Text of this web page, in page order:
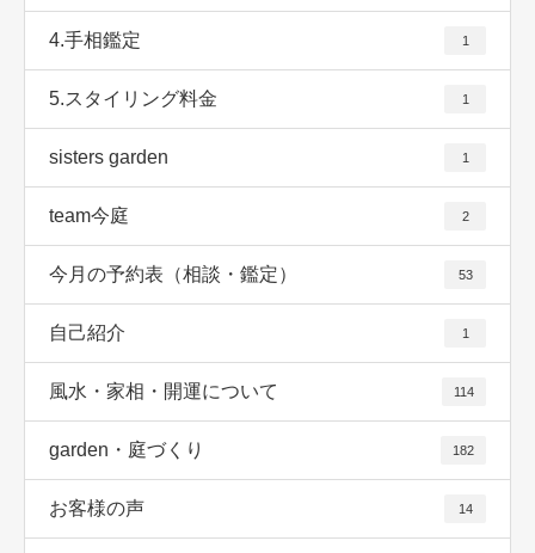
4.手相鑑定 1
5.スタイリング料金 1
sisters garden 1
team今庭 2
今月の予約表（相談・鑑定） 53
自己紹介 1
風水・家相・開運について 114
garden・庭づくり 182
お客様の声 14